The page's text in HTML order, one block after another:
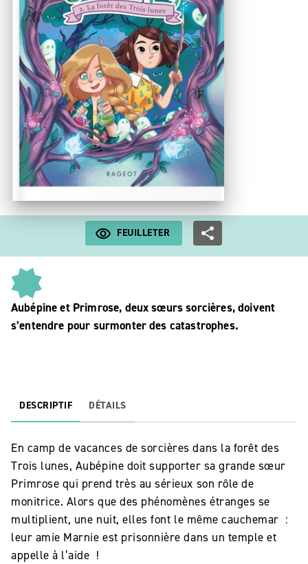
FEUILLETER
Aubépine et Primrose, deux sœurs sorcières, doivent
s’entendre pour surmonter des catastrophes.
DESCRIPTIF DÉTAILS
En camp de vacances de sorcières dans la forêt des
Trois lunes, Aubépine doit supporter sa grande sœur
Primrose qui prend très au sérieux son rôle de
monitrice. Alors que des phénomènes étranges se
multiplient, une nuit, elles font le même cauchemar :
leur amie Marnie est prisonnière dans un temple et
appelle à l’aide !